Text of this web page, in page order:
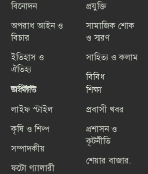
তারেক রহমানের বিরুদ্ধে যারা কথা বলে
তারা গণতন্ত্রের শত্রু: বিএনপি মহাসচিব
আইসিসি ওয়ানডে র‌্যাংকিংয়ে নবম স্থানে
বাংলাদেশ
বিএনপি এবং ১১ টি অঙ্গ ও সহযোগী
সংগঠন অবৈধ
বিনোদন
অপরাধ আইন ও
বিচার
ইতিহাস ও
ঐতিহ্য
রাশিফল
প্রযুক্তি
সামাজিক শোক
ও স্মরণ
সাহিত্য ও কলাম
বিবিধ
অর্থনীতি
লাইফ স্টাইল
কৃষি ও শিল্প
সম্পাদকীয়
ফটো গ্যালারী
শিক্ষা
প্রবাসী খবর
প্রশাসন ও
কূটনীতি
শেয়ার বাজার.